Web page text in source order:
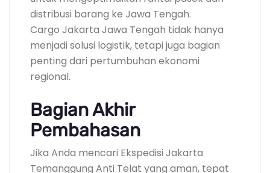
distribusi barang ke Jawa Tengah.
Cargo Jakarta Jawa Tengah tidak hanya
menjadi solusi logistik, tetapi juga bagian
penting dari pertumbuhan ekonomi
regional.
Bagian Akhir
Pembahasan
Jika Anda mencari Ekspedisi Jakarta
Temanggung Anti Telat yang aman, tepat